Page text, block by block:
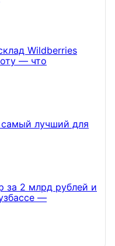
Wildberries
— что
лучший для
за 2 млрд рублей и
—